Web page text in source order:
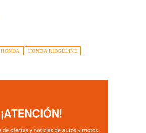
HONDA HONDA RIDGELINE